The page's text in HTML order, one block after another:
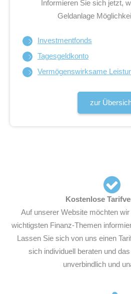
Informieren Sie sich jetzt,
Geldanlage
Investmentfonds
Tagesgeldkonto
Vermögenswirksame
zur
Kostenlose
Auf unserer Website möchten
wichtigsten Finanz-Themen
Lassen Sie sich von uns einen
sich individuell beraten und
unverbindlich und